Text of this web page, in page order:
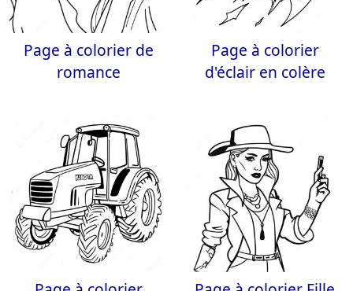
Page à colorier de
romance
Page à colorier
d'éclair en colère